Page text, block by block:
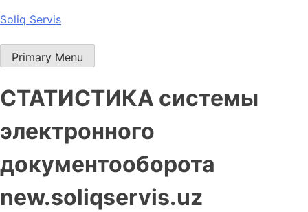
Skip
content
Soliq Servis
Primary Menu
СТАТИСТИКА системы
электронного
документооборота
new.soliqservis.uz